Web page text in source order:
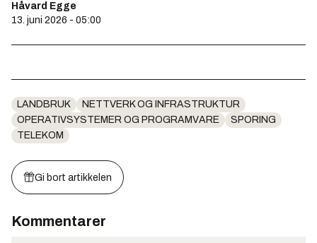
Håvard Egge
13. juni 2026 - 05:00
LANDBRUK
NETTVERK OG INFRASTRUKTUR
OPERATIVSYSTEMER OG PROGRAMVARE
SPORING
TELEKOM
Gi bort artikkelen
Kommentarer